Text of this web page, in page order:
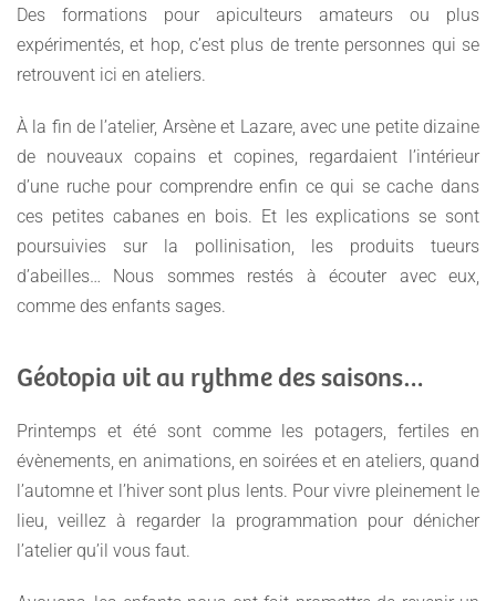
Des formations pour apiculteurs amateurs ou plus
expérimentés, et hop, c’est plus de trente personnes qui se
retrouvent ici en ateliers.
À la fin de l’atelier, Arsène et Lazare, avec une petite dizaine
de nouveaux copains et copines, regardaient l’intérieur
d’une ruche pour comprendre enfin ce qui se cache dans
ces petites cabanes en bois. Et les explications se sont
poursuivies sur la pollinisation, les produits tueurs
d’abeilles… Nous sommes restés à écouter avec eux,
comme des enfants sages.
Géotopia vit au rythme des saisons…
Printemps et été sont comme les potagers, fertiles en
évènements, en animations, en soirées et en ateliers, quand
l’automne et l’hiver sont plus lents. Pour vivre pleinement le
lieu, veillez à regarder la programmation pour dénicher
l’atelier qu’il vous faut.